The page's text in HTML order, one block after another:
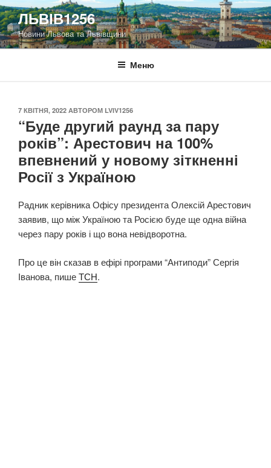
Перейти
до
вмісту
ЛЬВІВ1256
Новини Львова та Львівщини
Меню
ОПУБЛІКОВАНО
7 КВІТНЯ, 2022 АВТОРОМ LVIV1256
“Буде другий раунд за пару
років”: Арестович на 100%
впевнений у новому зіткненні
Росії з Україною
Радник керівника Офісу президента Олексій Арестович
заявив, що між Україною та Росією буде ще одна війна
через пару років і що вона невідворотна.
Про це він сказав в ефірі програми “Антиподи” Сергія
Іванова, пишеТСН.